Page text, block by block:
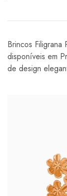
Brincos Filigrana
disponíveis em
de design